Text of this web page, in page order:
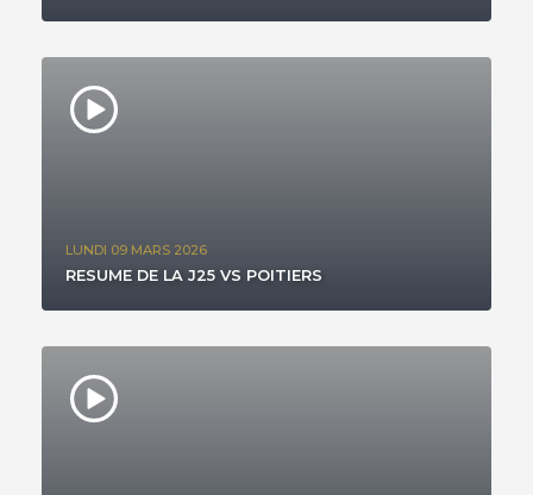
LUNDI 09 MARS 2026
RESUME DE LA J25 VS POITIERS